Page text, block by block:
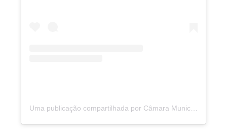
Uma publicação compartilhada por Câmara Municipal de Belterra (@camaramunicipaldebelterra)